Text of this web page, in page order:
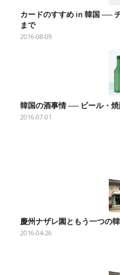
カードのすすめ in 韓国 ──
まで
2016-08-09
韓国の酒事情 ── ビール・
2016-07-01
慶州ナザレ園ともう一つの
2016-04-26